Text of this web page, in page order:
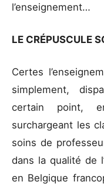
l’enseignement…
LE CRÉPUSCULE
Certes
simplement,
certain point,
surchargeant les
soins de
dans la qualité de
en Belgique